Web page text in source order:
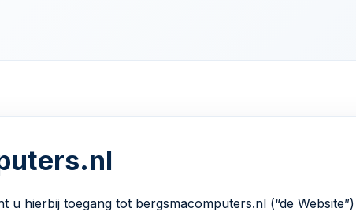
u hierbij toegang tot bergsmacomputers.nl (“de